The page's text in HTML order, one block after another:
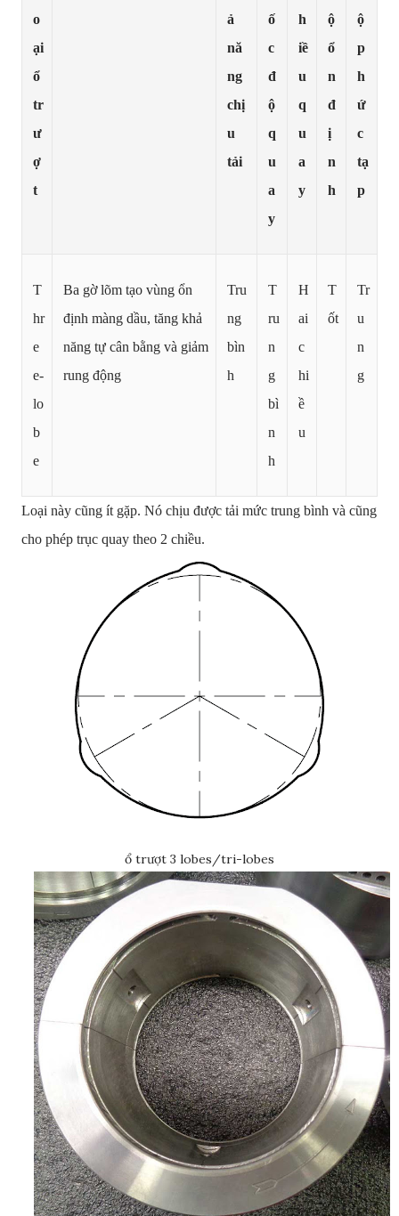
o
ại
ổ
tr
ư
ợ
t
ả
nă
ng
chị
u
tải
ố
c
đ
ộ
q
u
a
y
h
iề
u
q
u
a
y
ộ
ổ
n
đ
ị
n
h
ộ
p
h
ứ
c
tạ
p
T
hr
e
e-
lo
b
e
Ba gờ lõm tạo vùng ổn
định màng dầu, tăng khả
năng tự cân bằng và giảm
rung động
Tru
ng
bìn
h
T
ru
n
g
bì
n
h
H
ai
c
hi
ề
u
T
ốt
Tr
u
n
g
Loại này cũng ít gặp. Nó chịu được tải mức trung bình và cũng
cho phép trục quay theo 2 chiều.
ổ trượt 3 lobes/tri-lobes